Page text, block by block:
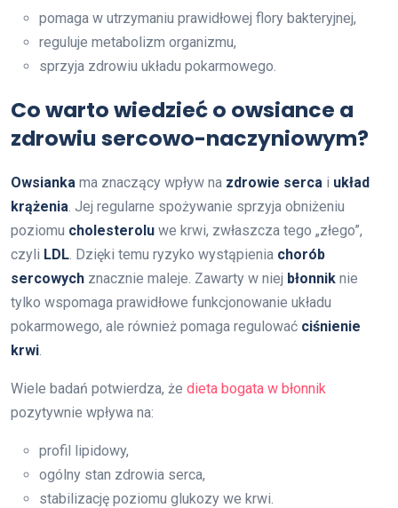
pomaga w utrzymaniu prawidłowej flory bakteryjnej,
reguluje metabolizm organizmu,
sprzyja zdrowiu układu pokarmowego.
Co warto wiedzieć o owsiance a
zdrowiu sercowo-naczyniowym?
Owsianka ma znaczący wpływ na zdrowie serca i układ
krążenia . Jej regularne spożywanie sprzyja obniżeniu
poziomu cholesterolu we krwi, zwłaszcza tego „złego”,
czyli LDL . Dzięki temu ryzyko wystąpienia chorób
sercowych znacznie maleje. Zawarty w niej błonnik nie
tylko wspomaga prawidłowe funkcjonowanie układu
pokarmowego, ale również pomaga regulować ciśnienie
krwi
Wiele badań potwierdza, że dieta bogata w błonnik
pozytywnie wpływa na:
profil lipidowy,
ogólny stan zdrowia serca,
stabilizację poziomu glukozy we krwi.